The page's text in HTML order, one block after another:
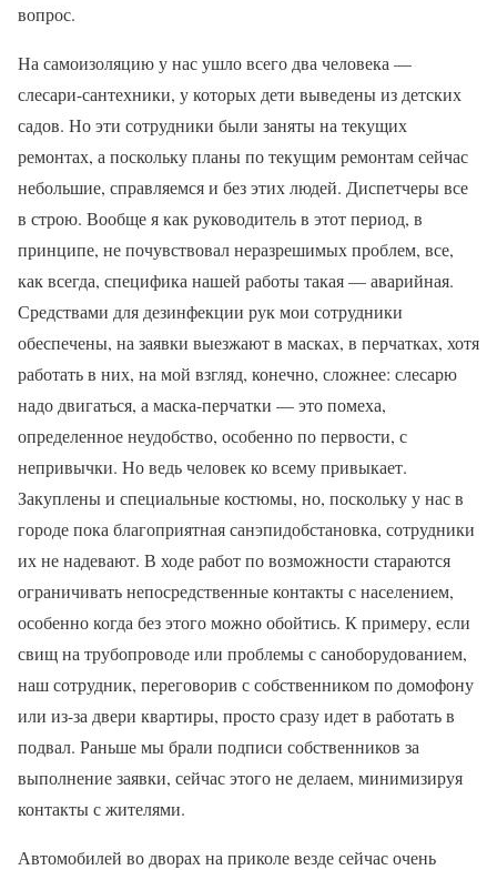
вопрос.
На самоизоляцию у нас ушло всего два человека —
слесари-сантехники, у которых дети выведены из детских
садов. Но эти сотрудники были заняты на текущих
ремонтах, а поскольку планы по текущим ремонтам сейчас
небольшие, справляемся и без этих людей. Диспетчеры все
в строю. Вообще я как руководитель в этот период, в
принципе, не почувствовал неразрешимых проблем, все,
как всегда, специфика нашей работы такая — аварийная.
Средствами для дезинфекции рук мои сотрудники
обеспечены, на заявки выезжают в масках, в перчатках, хотя
работать в них, на мой взгляд, конечно, сложнее: слесарю
надо двигаться, а маска-перчатки — это помеха,
определенное неудобство, особенно по первости, с
непривычки. Но ведь человек ко всему привыкает.
Закуплены и специальные костюмы, но, поскольку у нас в
городе пока благоприятная санэпидобстановка, сотрудники
их не надевают. В ходе работ по возможности стараются
ограничивать непосредственные контакты с населением,
особенно когда без этого можно обойтись. К примеру, если
свищ на трубопроводе или проблемы с саноборудованием,
наш сотрудник, переговорив с собственником по домофону
или из-за двери квартиры, просто сразу идет в работать в
подвал. Раньше мы брали подписи собственников за
выполнение заявки, сейчас этого не делаем, минимизируя
контакты с жителями.
Автомобилей во дворах на приколе везде сейчас очень